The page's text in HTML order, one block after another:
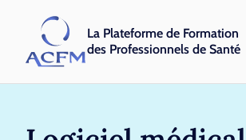
La Plateforme de Formation
des Professionnels de Santé